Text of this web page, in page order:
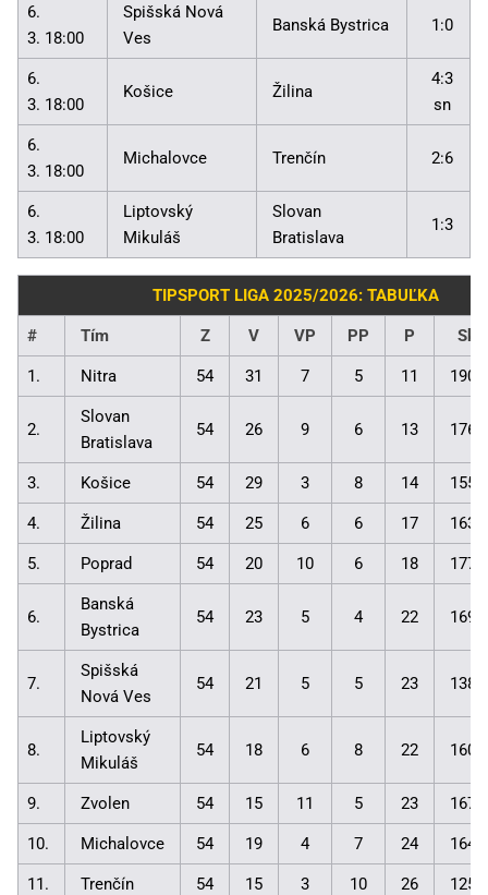
6.
3. 18:00
Spišská Nová
Ves
Banská Bystrica 1:0
6.
3. 18:00
Košice Žilina
4:3
sn
6.
3. 18:00
Michalovce Trenčín 2:6
6.
3. 18:00
Liptovský
Mikuláš
Slovan
Bratislava
1:3
TIPSPORT LIGA 2025/2026: TABUĽKA
# Tím Z V VP PP P
1. Nitra 54 31 7 5 11
2.
Slovan
Bratislava
54 26 9 6 13
3. Košice 54 29 3 8 14
4. Žilina 54 25 6 6 17
5. Poprad 54 20 10 6 18
6.
Banská
Bystrica
54 23 5 4 22
7.
Spišská
Nová Ves
54 21 5 5 23
8.
Liptovský
Mikuláš
54 18 6 8 22
9. Zvolen 54 15 11 5 23
10. Michalovce 54 19 4 7 24
11. Trenčín 54 15 3 10 26